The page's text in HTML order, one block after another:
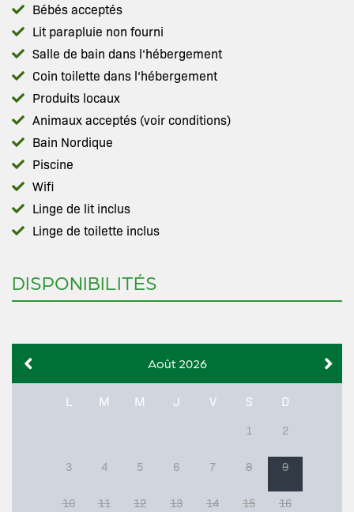
Bébés acceptés
Lit parapluie non fourni
Salle de bain dans l‘hébergement
Coin toilette dans l‘hébergement
Produits locaux
Animaux acceptés (voir conditions)
Bain Nordique
Piscine
Wifi
Linge de lit inclus
Linge de toilette inclus
DISPONIBILITÉS
Août 2026
L M M J V S D
1 2
3 4 5 6 7 8 9
10 11 12 13 14 15 16